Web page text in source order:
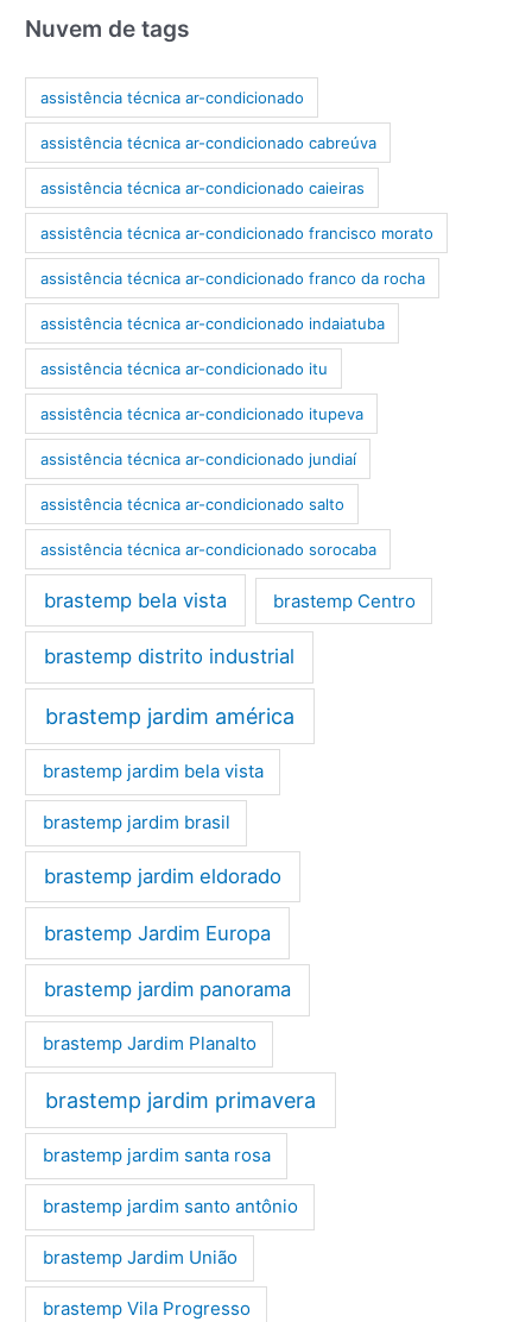
Nuvem de tags
assistência técnica ar-condicionado
assistência técnica ar-condicionado cabreúva
assistência técnica ar-condicionado caieiras
assistência técnica ar-condicionado francisco morato
assistência técnica ar-condicionado franco da rocha
assistência técnica ar-condicionado indaiatuba
assistência técnica ar-condicionado itu
assistência técnica ar-condicionado itupeva
assistência técnica ar-condicionado jundiaí
assistência técnica ar-condicionado salto
assistência técnica ar-condicionado sorocaba
brastemp bela vista brastemp Centro
brastemp distrito industrial
brastemp jardim américa
brastemp jardim bela vista
brastemp jardim brasil
brastemp jardim eldorado
brastemp Jardim Europa
brastemp jardim panorama
brastemp Jardim Planalto
brastemp jardim primavera
brastemp jardim santa rosa
brastemp jardim santo antônio
brastemp Jardim União
brastemp Vila Progresso